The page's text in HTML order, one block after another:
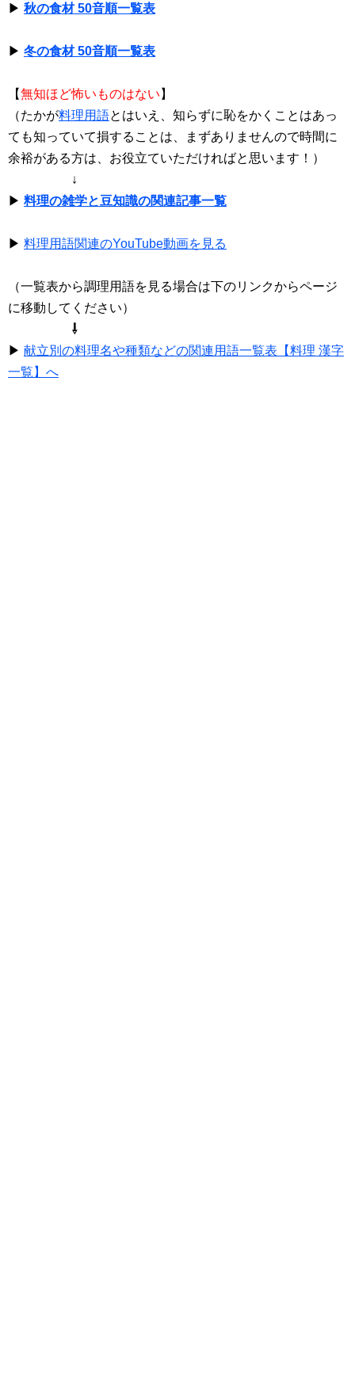
▶ 秋の食材 50音順一覧表
▶ 冬の食材 50音順一覧表
【無知ほど怖いものはない 】
（たかが料理用語とはいえ、知らずに恥をかくことはあっ
ても知っていて損することは、まずありませんので時間に
余裕がある方は、お役立ていただければと思います！）
↓
▶ 料理の雑学と豆知識の関連記事一覧
▶ 料理用語関連のYouTube動画を見る
（一覧表から調理用語を見る場合は下のリンクからページ
に移動してください）
⇩
▶ 献立別の料理名や種類などの関連用語一覧表【料理 漢字
一覧】へ